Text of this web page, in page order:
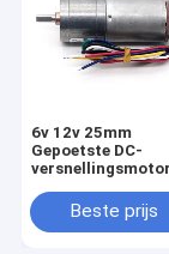
6v 12v 25mm
Gepoetste DC-
versnellingsmotor
370B Hoog koppel
25mm Gepoetste
Beste prijs